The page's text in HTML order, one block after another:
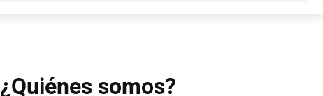
¿Quiénes somos?